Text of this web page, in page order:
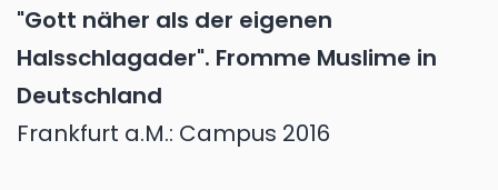
"Gott näher als der eigenen
Halsschlagader". Fromme Muslime in
Deutschland
Frankfurt a.M.: Campus 2016